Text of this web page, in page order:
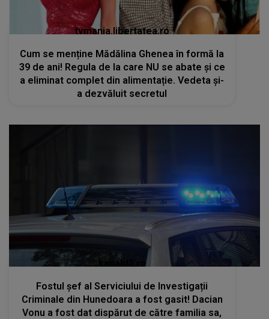
tvmania.libertatea.ro
Cum se menține Mădălina Ghenea în formă la
39 de ani! Regula de la care NU se abate și ce
a eliminat complet din alimentație. Vedeta și-
a dezvăluit secretul
kanald2.ro
Fostul șef al Serviciului de Investigații
Criminale din Hunedoara a fost gasit! Dacian
Vonu a fost dat dispărut de către familia sa,